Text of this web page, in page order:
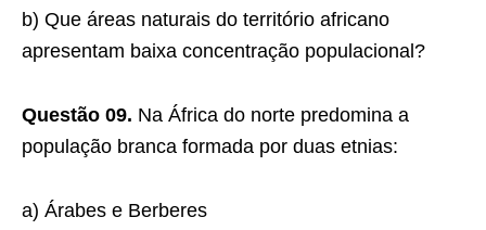
b) Que áreas naturais do território africano
apresentam baixa concentração populacional?
Questão 09. Na África do norte predomina a
população branca formada por duas etnias:
a) Árabes e Berberes